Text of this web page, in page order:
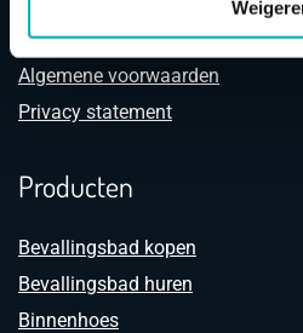
Contact
Algemene voorwaarden
Privacy statement
Producten
Bevallingsbad kopen
Bevallingsbad huren
Binnenhoes